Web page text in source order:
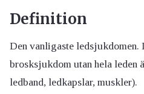
Definition
Den vanligaste ledsjukdomen.
brosksjukdom utan hela leden
ledband, ledkapslar, muskler).